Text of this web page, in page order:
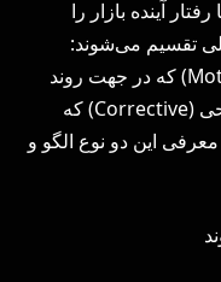
آینده بازار را
تقسیم می‌شوند:
الگوهای جنبشی (Motivational/Impulse) که در جهت روند
اصلی حرکت می‌کنند، و الگوهای اصلاحی (Corrective) که
این دو نوع الگو و